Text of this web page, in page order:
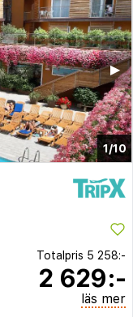
1/10
▶︎
Totalpris 5 258:-
2 629:-
läs mer